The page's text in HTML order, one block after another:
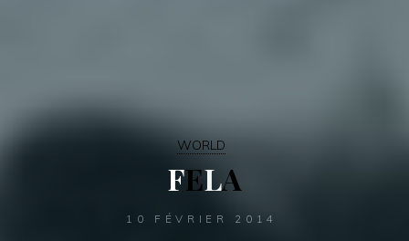
WORLD
FELA
10 FÉVRIER 2014